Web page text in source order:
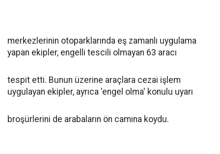
merkezlerinin otoparklarında eş zamanlı uygulama
yapan ekipler, engelli tescili olmayan 63 aracı
tespit etti. Bunun üzerine araçlara cezai işlem
uygulayan ekipler, ayrıca 'engel olma' konulu uyarı
broşürlerini de arabaların ön camına koydu.